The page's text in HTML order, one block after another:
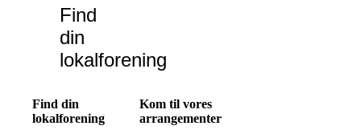
Find
din
lokalforening
Find din
lokalforening
Kom til vores
arrangementer